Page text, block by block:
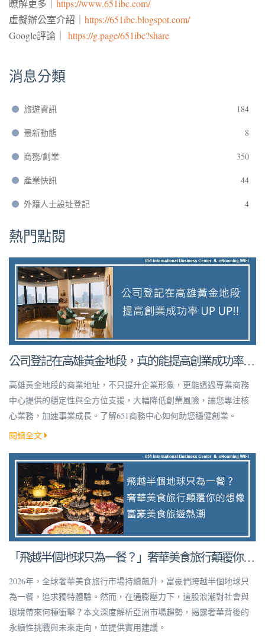
瞭解更多｜ https://www.651ibc.com/
虛擬辦公室介紹｜ https://651ibc.blogspot.com/
Google評論｜
https://g.page/651ibc?share
消息分類
旅遊資訊 184
最新動態 8
商務/創業 350
產業快訊 44
外籍人士設址登記 4
熱門點閱
公司登記在高雄黃金地段，真的能提高創業成功率
嗎？
高雄黃金地段的商業地址，不只提升企業形象，更能透過專業商務
中心提供的穩定性與全方位支援，大幅降低創業風險，讓您專注核
心業務，加速事業成長。了解651商務中心如何助您穩健創業。
閱讀全文
「飛越半個地球只為一餐？」奢華美食旅行顛覆你的
想像！
2026年，全球奢華美食旅行市場持續飆升，富豪們跨越半個地球只
為一餐，追求獨特體驗。然而，在通膨壓力下，這股浪潮對社會與
環境帶來何種衝擊？本文深度解析亞洲市場趨勢，揭露奢華背後的
永續性挑戰與未來走向，並提供實用建議。